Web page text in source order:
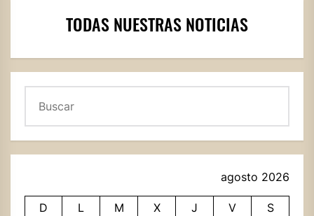
TODAS NUESTRAS NOTICIAS
agosto 2026
D L M X J V
S